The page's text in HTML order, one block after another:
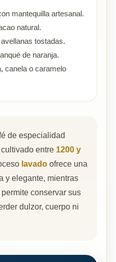
mantequilla artesanal.
natural.
tostadas.
de naranja.
canela o caramelo
de especialidad
cultivado entre 1200 y
lavado ofrece una
y elegante, mientras
permite conservar sus
dulzor, cuerpo ni